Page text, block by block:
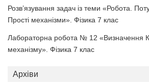
Розв’язування задач із теми «Робота.
Прості механізми». Фізика 7 клас
Лабораторна робота № 12 «Визначення
механізму». Фізика 7 клас
Архіви